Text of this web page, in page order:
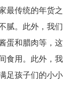
最传统的年货之
腻。此外，我们
蛋和腊肉等，这
食用。此外，我
足孩子们的小小